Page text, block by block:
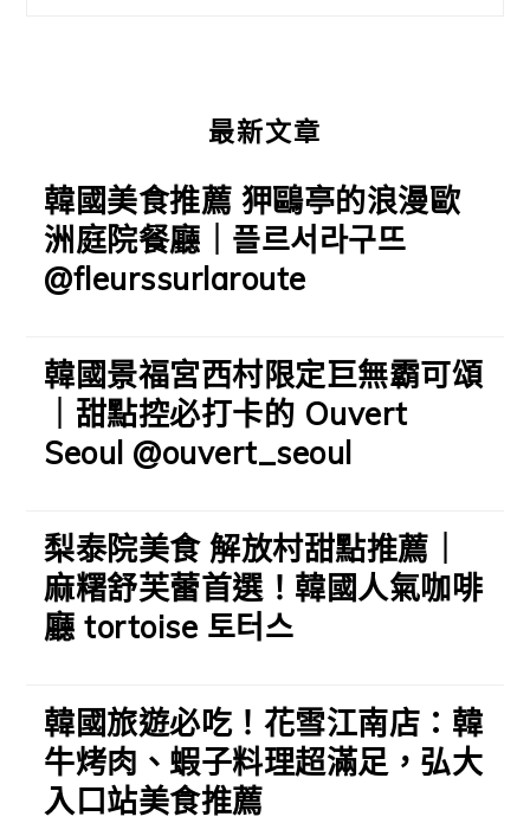
最新文章
韓國美食推薦 狎鷗亭的浪漫歐
洲庭院餐廳｜플르서라구뜨
@fleurssurlaroute
韓國景福宮西村限定巨無霸可頌
｜甜點控必打卡的 Ouvert
Seoul @ouvert_seoul
梨泰院美食 解放村甜點推薦｜
麻糬舒芙蕾首選！韓國人氣咖啡
廳 tortoise 토터스
韓國旅遊必吃！花雪江南店：韓
牛烤肉、蝦子料理超滿足，弘大
入口站美食推薦